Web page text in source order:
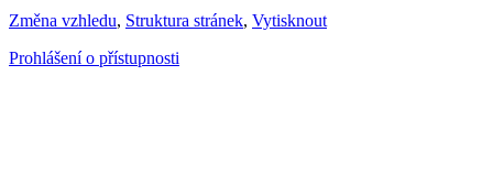
Změna vzhledu, Struktura stránek, Vytisknout
Prohlášení o přístupnosti